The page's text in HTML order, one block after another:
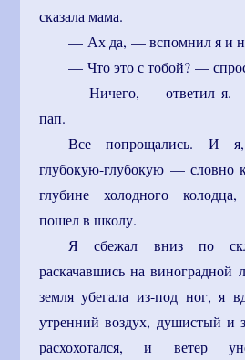
сказала мама.
— Ах да, — вспомнил я и
— Что это с тобой? —
— Ничего, — ответил я.
пап.
Все попрощались. И
глубокую-глубокую — словно
глубине холодного
пошел в школу.
Я сбежал вниз по
раскачавшись на виноградной
земля убегала из-под ног, я
утренний воздух, душистый и
расхохотался, и ветер